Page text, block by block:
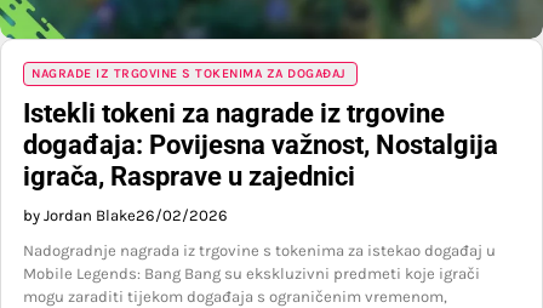
NAGRADE IZ TRGOVINE S TOKENIMA ZA DOGAĐAJ
Istekli tokeni za nagrade iz trgovine
događaja: Povijesna važnost, Nostalgija
igrača, Rasprave u zajednici
by Jordan Blake26/02/2026
Nadogradnje nagrada iz trgovine s tokenima za istekao događaj u
Mobile Legends: Bang Bang su ekskluzivni predmeti koje igrači
mogu zaraditi tijekom događaja s ograničenim vremenom,